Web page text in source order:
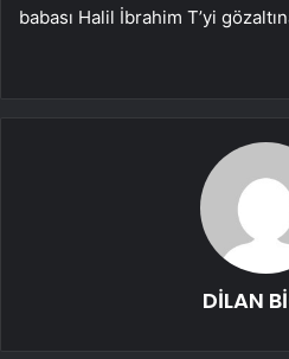
babası Halil İbrahim T’yi
DİLAN